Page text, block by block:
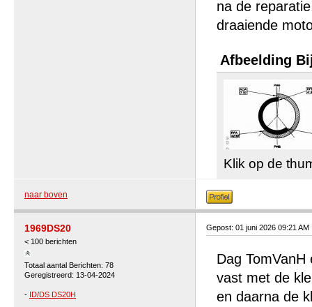
na de
draaiende
Afbeelding
Klik op de
naar boven
1969DS20
< 100 berichten
Totaal aantal Berichten: 78
Geregistreerd: 13-04-2024
- ID/DS DS20H
Gepost: 01 juni 2026 09:21 AM
Dag
vast met de
en daarna de